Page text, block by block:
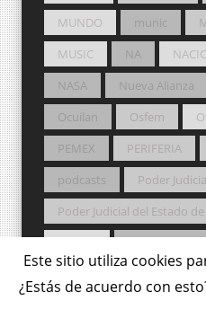
Este sitio utiliza cookies
¿Estás de acuerdo con
MUNDO
munic
MUSIC
NA
NASA
Nueva Alianza
Ocuilan
Osfem
PEMEX
PERIFERIA
podcasts
Poder
Poder Judicial del Estado
Política
Potros